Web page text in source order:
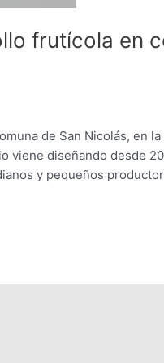
frutícola en
de San Nicolás, en
viene diseñando desde
y pequeños